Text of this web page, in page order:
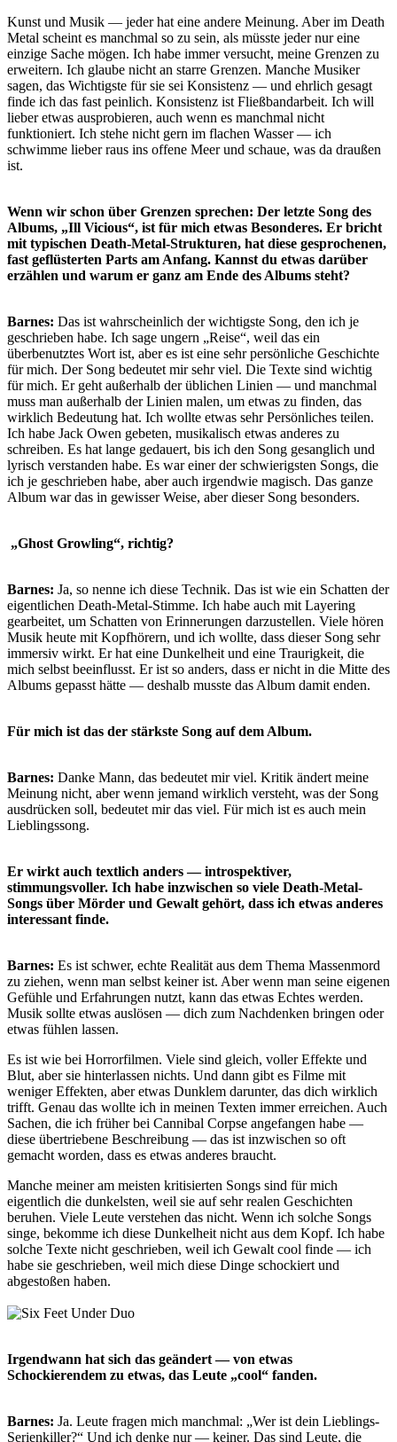
Kunst und Musik — jeder hat eine andere Meinung. Aber im Death
Metal scheint es manchmal so zu sein, als müsste jeder nur eine
einzige Sache mögen. Ich habe immer versucht, meine Grenzen zu
erweitern. Ich glaube nicht an starre Grenzen. Manche Musiker
sagen, das Wichtigste für sie sei Konsistenz — und ehrlich gesagt
finde ich das fast peinlich. Konsistenz ist Fließbandarbeit. Ich will
lieber etwas ausprobieren, auch wenn es manchmal nicht
funktioniert. Ich stehe nicht gern im flachen Wasser — ich
schwimme lieber raus ins offene Meer und schaue, was da draußen
ist.
Wenn wir schon über Grenzen sprechen: Der letzte Song des
Albums, „Ill Vicious“, ist für mich etwas Besonderes. Er bricht
mit typischen Death-Metal-Strukturen, hat diese gesprochenen,
fast geflüsterten Parts am Anfang. Kannst du etwas darüber
erzählen und warum er ganz am Ende des Albums steht?
Barnes: Das ist wahrscheinlich der wichtigste Song, den ich je
geschrieben habe. Ich sage ungern „Reise“, weil das ein
überbenutztes Wort ist, aber es ist eine sehr persönliche Geschichte
für mich. Der Song bedeutet mir sehr viel. Die Texte sind wichtig
für mich. Er geht außerhalb der üblichen Linien — und manchmal
muss man außerhalb der Linien malen, um etwas zu finden, das
wirklich Bedeutung hat. Ich wollte etwas sehr Persönliches teilen.
Ich habe Jack Owen gebeten, musikalisch etwas anderes zu
schreiben. Es hat lange gedauert, bis ich den Song gesanglich und
lyrisch verstanden habe. Es war einer der schwierigsten Songs, die
ich je geschrieben habe, aber auch irgendwie magisch. Das ganze
Album war das in gewisser Weise, aber dieser Song besonders.
„Ghost Growling“, richtig?
Barnes: Ja, so nenne ich diese Technik. Das ist wie ein Schatten der
eigentlichen Death-Metal-Stimme. Ich habe auch mit Layering
gearbeitet, um Schatten von Erinnerungen darzustellen. Viele hören
Musik heute mit Kopfhörern, und ich wollte, dass dieser Song sehr
immersiv wirkt. Er hat eine Dunkelheit und eine Traurigkeit, die
mich selbst beeinflusst. Er ist so anders, dass er nicht in die Mitte des
Albums gepasst hätte — deshalb musste das Album damit enden.
Für mich ist das der stärkste Song auf dem Album.
Barnes: Danke Mann, das bedeutet mir viel. Kritik ändert meine
Meinung nicht, aber wenn jemand wirklich versteht, was der Song
ausdrücken soll, bedeutet mir das viel. Für mich ist es auch mein
Lieblingssong.
Er wirkt auch textlich anders — introspektiver,
stimmungsvoller. Ich habe inzwischen so viele Death-Metal-
Songs über Mörder und Gewalt gehört, dass ich etwas anderes
interessant finde.
Barnes: Es ist schwer, echte Realität aus dem Thema Massenmord
zu ziehen, wenn man selbst keiner ist. Aber wenn man seine eigenen
Gefühle und Erfahrungen nutzt, kann das etwas Echtes werden.
Musik sollte etwas auslösen — dich zum Nachdenken bringen oder
etwas fühlen lassen.
Es ist wie bei Horrorfilmen. Viele sind gleich, voller Effekte und
Blut, aber sie hinterlassen nichts. Und dann gibt es Filme mit
weniger Effekten, aber etwas Dunklem darunter, das dich wirklich
trifft. Genau das wollte ich in meinen Texten immer erreichen. Auch
Sachen, die ich früher bei Cannibal Corpse angefangen habe —
diese übertriebene Beschreibung — das ist inzwischen so oft
gemacht worden, dass es etwas anderes braucht.
Manche meiner am meisten kritisierten Songs sind für mich
eigentlich die dunkelsten, weil sie auf sehr realen Geschichten
beruhen. Viele Leute verstehen das nicht. Wenn ich solche Songs
singe, bekomme ich diese Dunkelheit nicht aus dem Kopf. Ich habe
solche Texte nicht geschrieben, weil ich Gewalt cool finde — ich
habe sie geschrieben, weil mich diese Dinge schockiert und
abgestoßen haben.
Irgendwann hat sich das geändert — von etwas
Schockierendem zu etwas, das Leute „cool“ fanden.
Barnes: Ja. Leute fragen mich manchmal: „Wer ist dein Lieblings-
Serienkiller?“ Und ich denke nur — keiner. Das sind Leute, die